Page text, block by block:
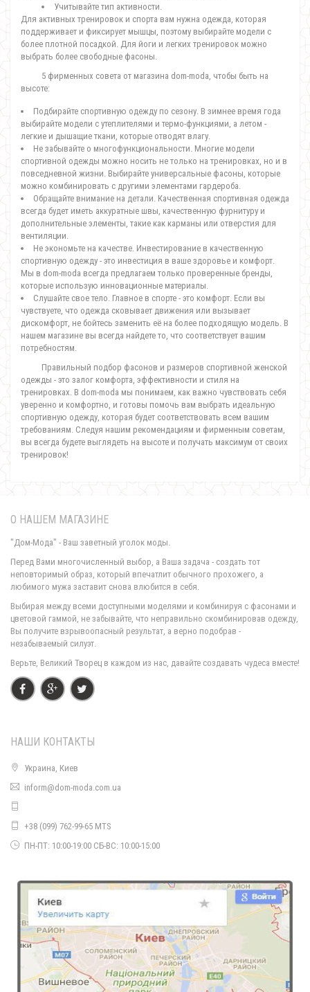
Учитывайте тип активности.
Для активных тренировок и спорта вам нужна одежда, которая
поддерживает и фиксирует мышцы, поэтому выбирайте модели с
более плотной посадкой. Для йоги и легких тренировок можно
выбрать более свободные фасоны.
5 фирменных совета от магазина dom-moda, чтобы быть на
высоте:
Подбирайте спортивную одежду по сезону. В зимнее время года
выбирайте модели с утеплителями и термо-функциями, а летом -
легкие и дышащие ткани, которые отводят влагу.
Не забывайте о многофункциональности. Многие модели
спортивной одежды можно носить не только на тренировках, но и в
повседневной жизни. Выбирайте универсальные фасоны, которые
можно комбинировать с другими элементами гардероба.
Обращайте внимание на детали. Качественная спортивная одежда
всегда будет иметь аккуратные швы, качественную фурнитуру и
дополнительные элементы, такие как карманы или отверстия для
вентиляции.
Не экономьте на качестве. Инвестирование в качественную
спортивную одежду - это инвестиция в ваше здоровье и комфорт.
Мы в dom-moda всегда предлагаем только проверенные бренды,
которые использую инновационные материалы.
Слушайте свое тело. Главное в спорте - это комфорт. Если вы
чувствуете, что одежда сковывает движения или вызывает
дискомфорт, не бойтесь заменить её на более подходящую модель. В
нашем магазине вы всегда найдете то, что соответствует вашим
потребностям.
Правильный подбор фасонов и размеров спортивной женской
одежды - это залог комфорта, эффективности и стиля на
тренировках. В dom-moda мы понимаем, как важно чувствовать себя
уверенно и комфортно, и готовы помочь вам выбрать идеальную
спортивную одежду, которая будет соответствовать всем вашим
требованиям. Следуя нашим рекомендациям и фирменным советам,
вы всегда будете выглядеть на высоте и получать максимум от своих
тренировок!
О НАШЕМ МАГАЗИНЕ
"Дом-Мода" - Ваш заветный уголок моды.
Перед Вами многочисленный выбор, а Ваша задача - создать тот
неповторимый образ, который впечатлит обычного прохожего, а
любимого мужа заставит снова влюбится в себя.
Выбирая между всеми доступными моделями и комбинируя с фасонами и
цветовой гаммой, не забывайте, что неправильно скомбинировав одежду,
Вы получите взрывоопасный результат, а верно подобрав -
незабываемый силуэт.
Верьте, Великий Творец в каждом из нас, давайте создавать чудеса вместе!
НАШИ КОНТАКТЫ
Украина, Киев
inform@dom-moda.com.ua
+38 (099) 762-99-65 MTS
ПН-ПТ: 10:00-19:00 СБ-ВС: 10:00-15:00